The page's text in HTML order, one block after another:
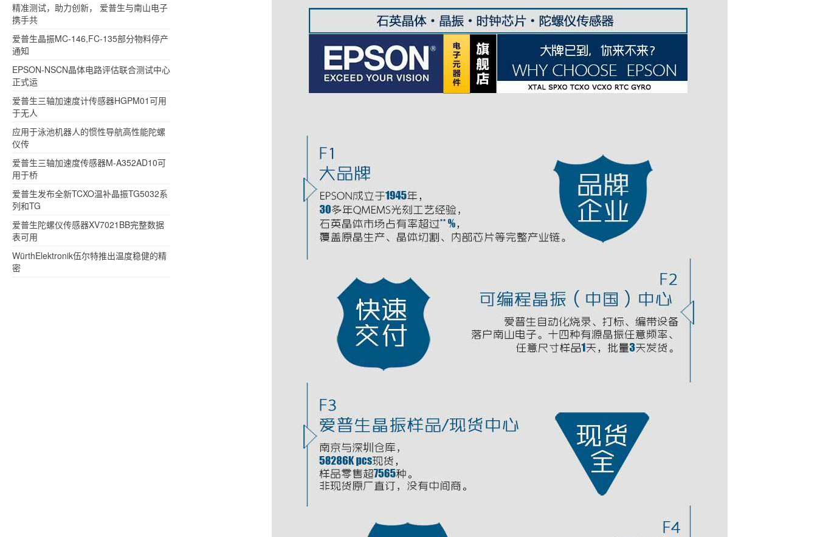
精准测试，助力创新， 爱普生与南山电子
携手共
爱普生晶振MC-146,FC-135部分物料停产
通知
EPSON-NSCN晶体电路评估联合测试中心
正式运
爱普生三轴加速度计传感器HGPM01可用
于无人
应用于泳池机器人的惯性导航高性能陀螺
仪传
爱普生三轴加速度传感器M-A352AD10可
用于桥
爱普生发布全新TCXO温补晶振TG5032系
列和TG
爱普生陀螺仪传感器XV7021BB完整数据
表可用
WürthElektronik伍尔特推出温度稳健的精
密